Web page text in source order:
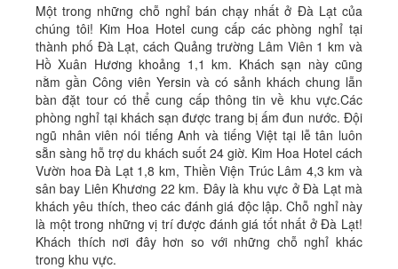
Một trong những chỗ nghỉ bán chạy nhất ở Đà Lạt của
chúng tôi! Kim Hoa Hotel cung cấp các phòng nghỉ tại
thành phố Đà Lạt, cách Quảng trường Lâm Viên 1 km và
Hồ Xuân Hương khoảng 1,1 km. Khách sạn này cũng
nằm gần Công viên Yersin và có sảnh khách chung lẫn
bàn đặt tour có thể cung cấp thông tin về khu vực.Các
phòng nghỉ tại khách sạn được trang bị ấm đun nước. Đội
ngũ nhân viên nói tiếng Anh và tiếng Việt tại lễ tân luôn
sẵn sàng hỗ trợ du khách suốt 24 giờ. Kim Hoa Hotel cách
Vườn hoa Đà Lạt 1,8 km, Thiền Viện Trúc Lâm 4,3 km và
sân bay Liên Khương 22 km. Đây là khu vực ở Đà Lạt mà
khách yêu thích, theo các đánh giá độc lập. Chỗ nghỉ này
là một trong những vị trí được đánh giá tốt nhất ở Đà Lạt!
Khách thích nơi đây hơn so với những chỗ nghỉ khác
trong khu vực.